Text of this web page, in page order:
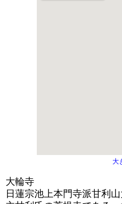
大
大輪寺
日蓮宗池上本門寺派甘利